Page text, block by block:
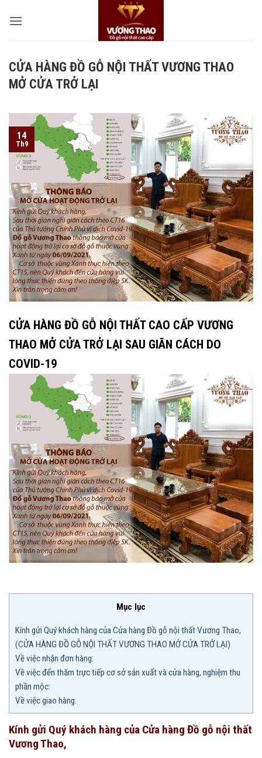
qua
CỬA HÀNG ĐỒ GỖ NỘI THẤT VƯƠNG THAO
MỞ CỬA TRỞ LẠI
14
Th9
CỬA HÀNG ĐỒ GỖ NỘI THẤT CAO CẤP VƯƠNG
THAO MỞ CỬA TRỞ LẠI SAU GIÃN CÁCH DO
COVID-19
Mục lục
Kính gửi Quý khách hàng của Cửa hàng Đồ gỗ nội thất Vương Thao,
(CỬA HÀNG ĐỒ GỖ NỘI THẤT VƯƠNG THAO MỞ CỬA TRỞ LẠI)
Về việc nhận đơn hàng:
Về việc đến thăm trực tiếp cơ sở sản xuất và cửa hàng, nghiệm thu
phần mộc:
Về việc giao hàng:
Kính gửi Quý khách hàng của Cửa hàng Đồ gỗ nội thất
Vương Thao,